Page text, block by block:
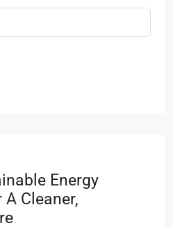
Energy
Cleaner,